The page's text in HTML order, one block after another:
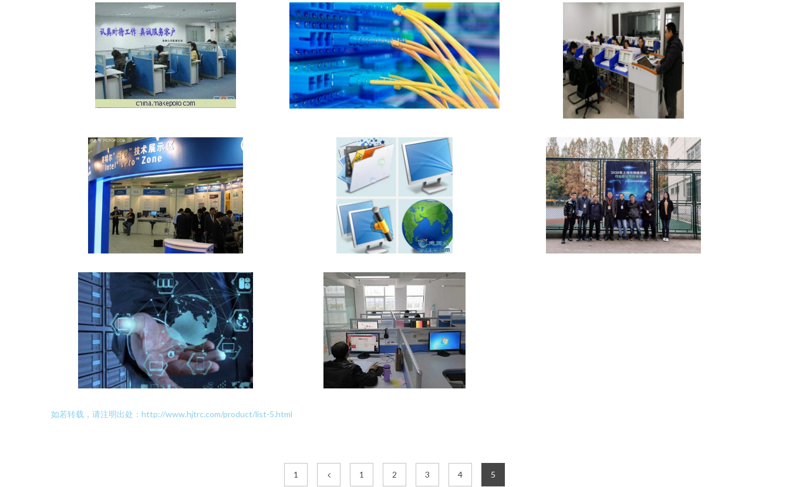
如若转载，请注明出处：http://www.hjtrc.com/product/list-5.html
1 1 2 3 4 5